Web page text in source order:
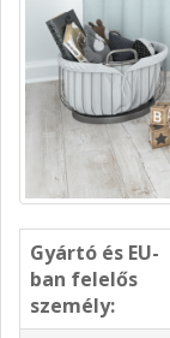
Gyártó és EU-
ban felelős
személy: